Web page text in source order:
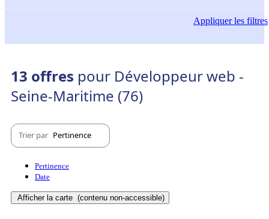
Appliquerles filtres
13 offres pour Développeur web -
Seine-Maritime (76)
Trier par Pertinence
Pertinence
Date
Afficher la carte (contenu non-accessible)